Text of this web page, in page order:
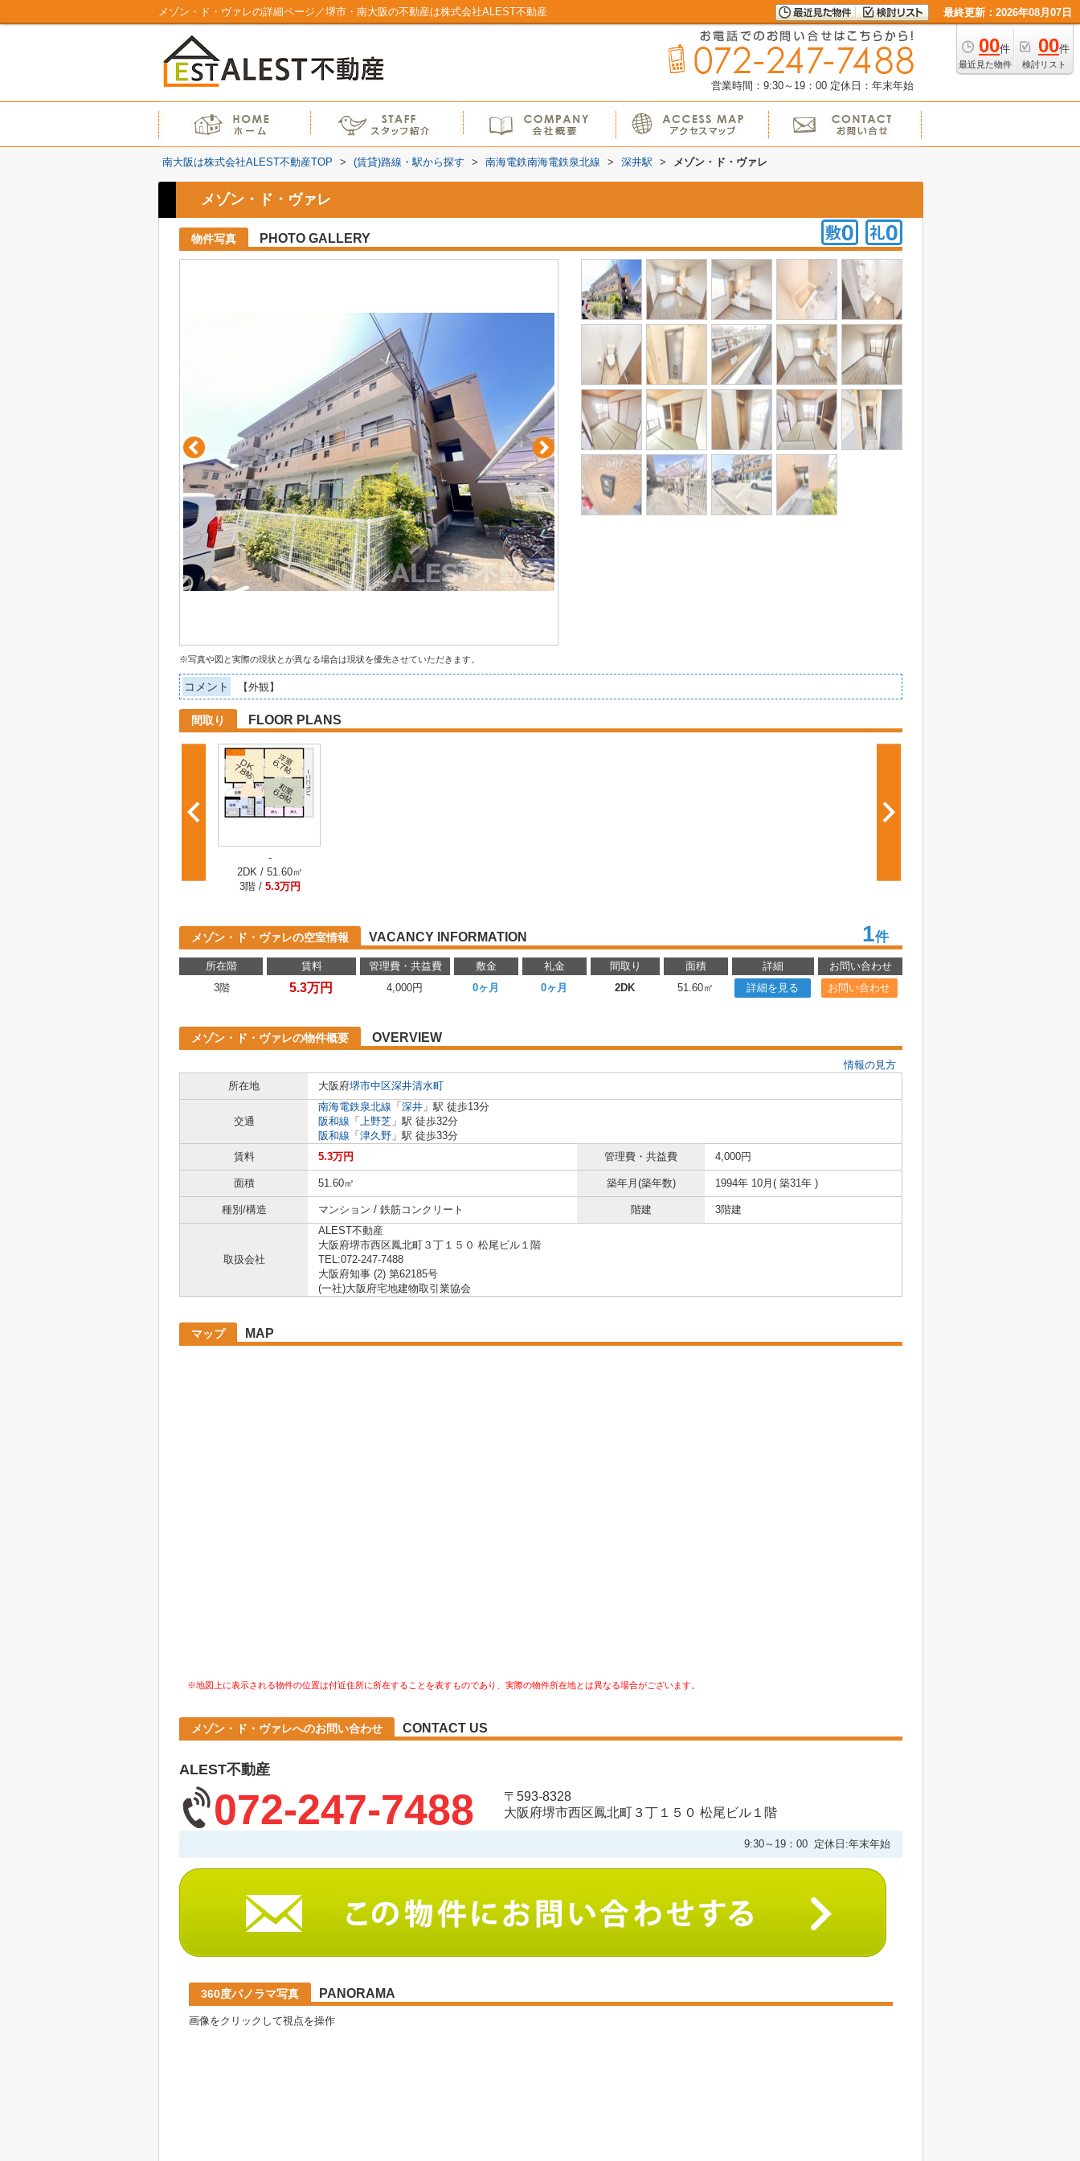
メゾン・ド・ヴァレの詳細ページ／堺市・南大阪の不動産は株式会社ALEST不動産 最終更新：2026年08月07日
00件
最近見た物件
00件
検討リスト
営業時間：9:30～19：00 定休日：年末年始
南大阪は株式会社ALEST不動産TOP > (賃貸)路線・駅から探す > 南海電鉄南海電鉄泉北線 > 深井駅 > メゾン・ド・ヴァレ
メゾン・ド・ヴァレ
物件写真 PHOTO GALLERY
※写真や図と実際の現状とが異なる場合は現状を優先させていただきます。
コメント 【外観】
間取り FLOOR PLANS
-
2DK / 51.60㎡
3階 / 5.3万円
メゾン・ド・ヴァレの空室情報 VACANCY INFORMATION 1件
所在階 賃料 管理費・共益費 敷金 礼金 間取り 面積 詳細
お問い合わせ
3階
5.3万円 4,000円 0ヶ月 0ヶ月 2DK 51.60㎡ 詳細を見る お問い合わせ
メゾン・ド・ヴァレの物件概要 OVERVIEW
情報の見方
所在地
大阪府堺市中区深井清水町
交通
南海電鉄泉北線 「 深井 」駅 徒歩13分
阪和線 「 上野芝 」駅 徒歩32分
阪和線 「 津久野 」駅 徒歩33分
賃料
5.3万円 管理費・共益費 4,000円
面積 51.60㎡ 築年月(築年数) 1994年 10月( 築31年 )
種別/構造 マンション / 鉄筋コンクリート 階建 3階建
取扱会社
ALEST不動産
大阪府堺市西区鳳北町３丁１５０ 松尾ビル１階
TEL:072-247-7488
大阪府知事 (2) 第62185号
(一社)大阪府宅地建物取引業協会
マップ MAP
※地図上に表示される物件の位置は付近住所に所在することを表すものであり、実際の物件所在地とは異なる場合がございます。
メゾン・ド・ヴァレへのお問い合わせ CONTACT US
ALEST不動産
072-247-7488
〒593-8328
大阪府堺市西区鳳北町３丁１５０ 松尾ビル１階
9:30～19：00 定休日:年末年始
360度パノラマ写真 PANORAMA
画像をクリックして視点を操作